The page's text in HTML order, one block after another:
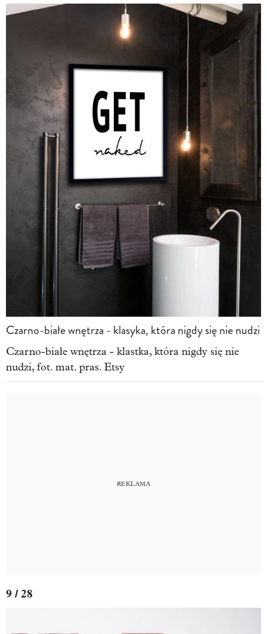
Czarno-białe wnętrza - klasyka, która nigdy się nie nudzi
Czarno-białe wnętrza - klastka, która nigdy się nie
nudzi, fot. mat. pras. Etsy
9 / 28